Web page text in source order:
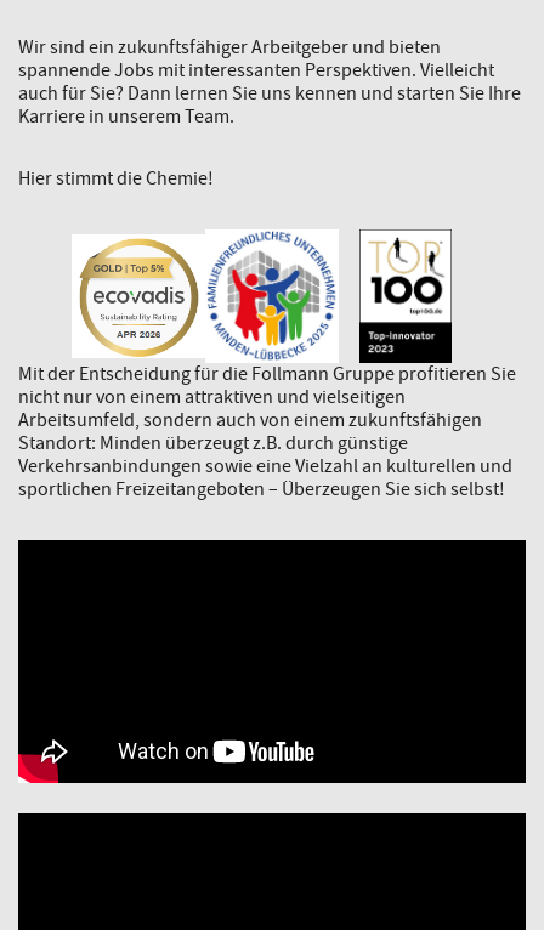
Wir sind ein zukunftsfähiger Arbeitgeber und bieten
spannende Jobs mit interessanten Perspektiven. Vielleicht
auch für Sie? Dann lernen Sie uns kennen und starten Sie Ihre
Karriere in unserem Team.
Hier stimmt die Chemie!
Mit der Entscheidung für die Follmann Gruppe profitieren Sie
nicht nur von einem attraktiven und vielseitigen
Arbeitsumfeld, sondern auch von einem zukunftsfähigen
Standort: Minden überzeugt z.B. durch günstige
Verkehrsanbindungen sowie eine Vielzahl an kulturellen und
sportlichen Freizeitangeboten – Überzeugen Sie sich selbst!